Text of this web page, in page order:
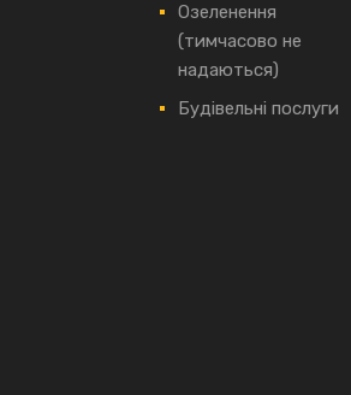
Озеленення
(тимчасово не
надаються)
Будівельні послуги